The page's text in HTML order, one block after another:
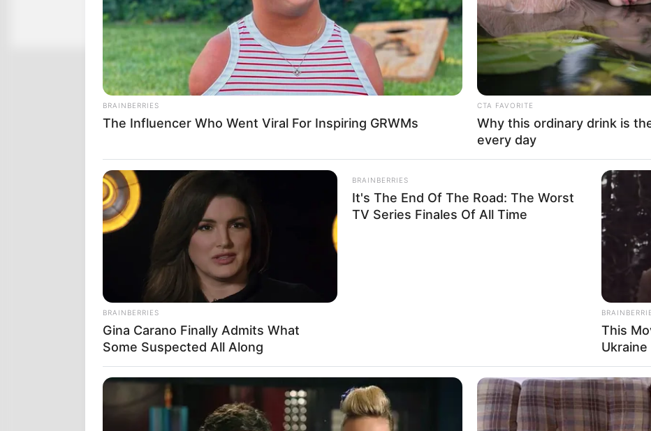
Το κρυμμένο τίμημα της σύγχρονης ιατρικής.. Πέντε δεκαετίες αποδεικτικών
την ιατρογενή βλάβη…
BRAINBERRIES
The Influencer Who Went Viral For Inspiring GRWMs
CTA FAVORITE
Why this ordinary drink is
every day
BRAINBERRIES
Gina Carano Finally Admits What
Some Suspected All Along
BRAINBERRIES
It's The End Of The Road: The Worst
TV Series Finales Of All Time
This
Ukraine
At 79, This Is Where Bill Clinton Lives
With His Partner
Eat This Daily To Keep Sugar Below
100
Video
Viral
Remember Honey Boo Boo? Better To Sit Down Before You
See Her Now
17 Actors You Didn't Know